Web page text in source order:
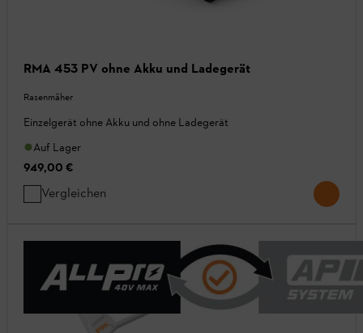
RMA 453 PV ohne Akku und Ladegerät
Rasenmäher
Einzelgerät ohne Akku und ohne Ladegerät
Auf Lager
949,00 €
Vergleichen